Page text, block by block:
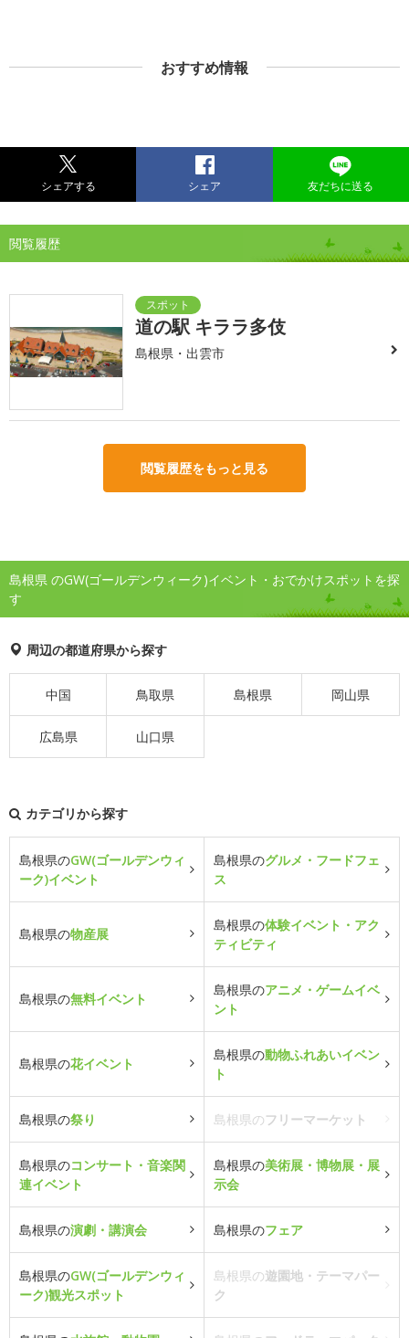
おすすめ情報
シェアする シェア 友だちに送る
閲覧履歴
道の駅 キララ多伎
島根県・出雲市
閲覧履歴をもっと見る
島根県 のGW(ゴールデンウィーク)イベント・おでかけスポットを探
す
周辺の都道府県から探す
中国 鳥取県 島根県 岡山県
広島県 山口県
カテゴリから探す
島根県のGW(ゴールデンウィ
ーク)イベント
島根県のグルメ・フードフェ
ス
島根県の物産展
島根県の体験イベント・アク
ティビティ
島根県の無料イベント
島根県のアニメ・ゲームイベ
ント
島根県の花イベント
島根県の動物ふれあいイベン
ト
島根県の祭り 島根県のフリーマーケット
島根県のコンサート・音楽関
連イベント
島根県の美術展・博物展・展
示会
島根県の演劇・講演会 島根県のフェア
島根県のGW(ゴールデンウィ
ーク)観光スポット
島根県の遊園地・テーマパー
ク